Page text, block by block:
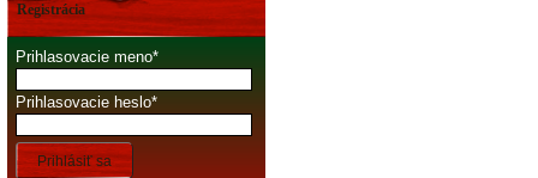
Registrácia
Prihlasovacie meno
Prihlasovacie heslo
Prihlásiť sa